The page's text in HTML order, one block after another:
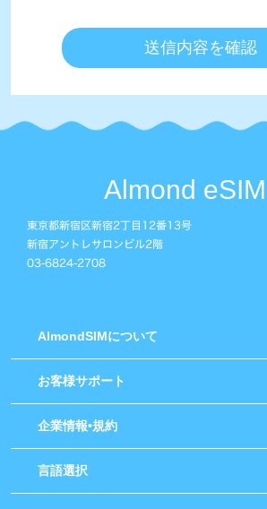
Almond eSIM
東京都新宿区新宿2丁目12番13号
新宿アントレサロンビル2階
03-6824-2708
AlmondSIMについて
お客様サポート
企業情報•規約
言語選択